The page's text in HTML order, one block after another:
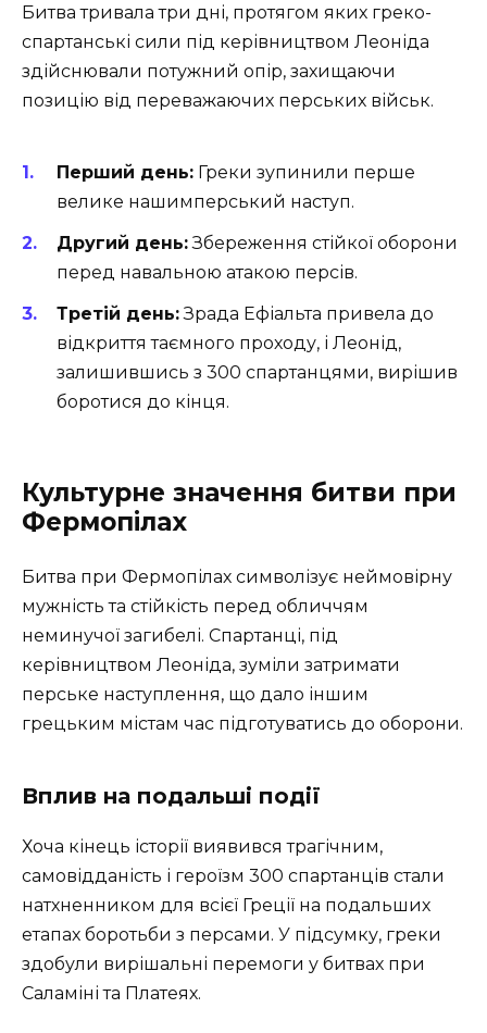
Битва тривала три дні, протягом яких греко-
спартанські сили під керівництвом Леоніда
здійснювали потужний опір, захищаючи
позицію від переважаючих перських військ.
Перший день: Греки зупинили перше
велике нашимперський наступ.
Другий день:Збереження стійкої оборони
перед навальною атакою персів.
Третій день:Зрада Ефіальта привела до
відкриття таємного проходу, і Леонід,
залишившись з 300 спартанцями, вирішив
боротися до кінця.
Культурне значення битви при
Фермопілах
Битва при Фермопілах символізує неймовірну
мужність та стійкість перед обличчям
неминучої загибелі. Спартанці, під
керівництвом Леоніда, зуміли затримати
перське наступлення, що дало іншим
грецьким містам час підготуватись до оборони.
Вплив на подальші події
Хоча кінець історії виявився трагічним,
самовідданість і героїзм 300 спартанців стали
натхненником для всієї Греції на подальших
етапах боротьби з персами. У підсумку, греки
здобули вирішальні перемоги у битвах при
Саламіні та Платеях.